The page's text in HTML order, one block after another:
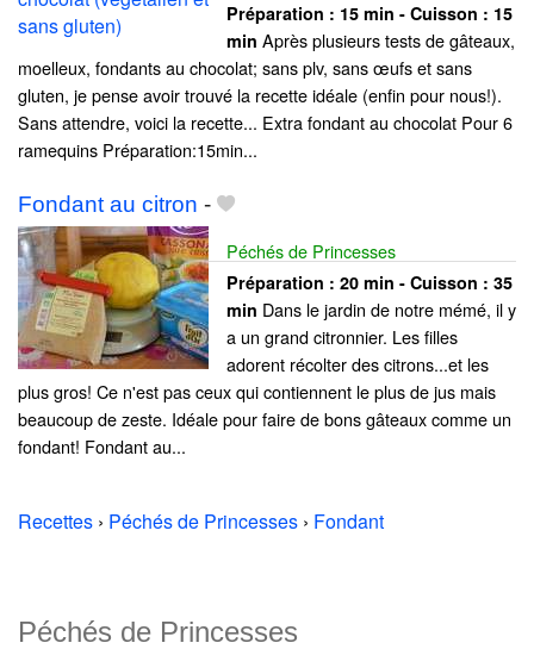
Préparation : 15 min - Cuisson : 15
min Après plusieurs tests de gâteaux,
moelleux, fondants au chocolat; sans plv, sans œufs et sans
gluten, je pense avoir trouvé la recette idéale (enfin pour nous!).
Sans attendre, voici la recette... Extra fondant au chocolat Pour 6
ramequins Préparation:15min...
Fondant au citron -
Péchés de Princesses
Préparation : 20 min - Cuisson : 35
min Dans le jardin de notre mémé, il y
a un grand citronnier. Les filles
adorent récolter des citrons...et les
plus gros! Ce n'est pas ceux qui contiennent le plus de jus mais
beaucoup de zeste. Idéale pour faire de bons gâteaux comme un
fondant! Fondant au...
Recettes › Péchés de Princesses › Fondant
Péchés de Princesses